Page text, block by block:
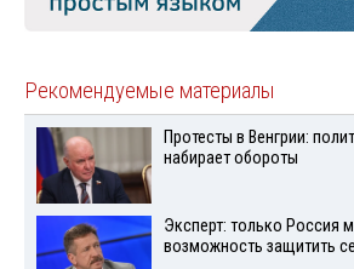
Рекомендуемые материалы
Протесты в Венгрии:
набирает обороты
Эксперт: только Россия
возможность защитить